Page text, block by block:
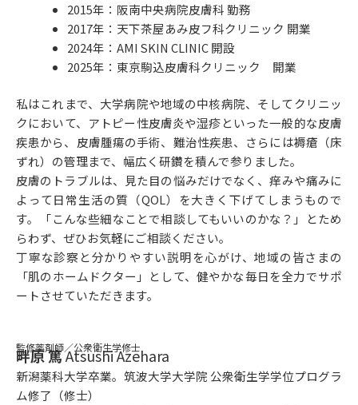
2015年：阪南中央病院皮膚科 勤務
2017年：天下茶屋あみ皮フ科クリニック 開業
2024年：AMI SKIN CLINIC 開設
2025年：東京駒込皮膚科クリニック 開業
私はこれまで、大学病院や地域の中核病院、そしてクリニッ
クにおいて、アトピー性皮膚炎や湿疹といった一般的な皮膚
疾患から、皮膚腫瘍の手術、難治性疾患、さらには褥瘡（床
ずれ）の管理まで、幅広く研鑽を積んで参りました。
皮膚のトラブルは、見た目の悩みだけでなく、痒みや痛みに
よって日常生活の質（QOL）を大きく下げてしまうもので
す。「こんな些細なことで相談してもいいのかな？」とため
らわず、ぜひお気軽にご相談ください。
丁寧な診察と分かりやすい説明を心がけ、地域の皆さまの
「肌のホームドクター」として、健やかな毎日を全力でサポ
ートさせていただきます。
監修薬剤師／公衆衛生学修士
畔原 篤Atsushi Azehara
新潟薬科大学卒業。筑波大学大学院 公衆衛生学学位プログラ
ム修了（修士）